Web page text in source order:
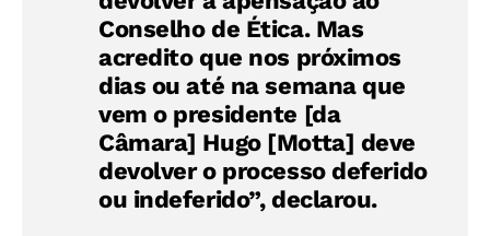
Conselho de Ética. Mas
acredito que nos próximos
dias ou até na semana que
vem o presidente [da
Câmara] Hugo [Motta] deve
devolver o processo deferido
ou indeferido”, declarou.